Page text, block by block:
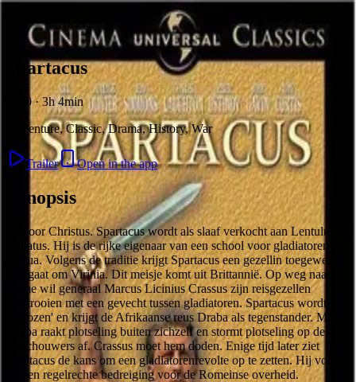
Skip to content
Spartacus
1960 · 3h 4min
Adventure, Classic, Drama, History, War
Trailer Open in the app
Synopsis
76 voor Christus. Spartacus wordt als slaaf verkocht aan Lentulus
Batiatus. Hij is de rijke eigenaar van een school voor gladiatoren in
Capua. Volgens de traditie krijgt Spartacus een gezellin toegewezen.
Het gaat om Virinia. Dit meisje komt uit Brittannië. Op weg naar
Rome wil generaal Marcus Licinius Crassus zijn reisgezellen
verstrooien met een gevecht tussen gladiatoren. Spartacus wordt
'gekozen' en krijgt de Afrikaanse reus Draba als tegenstander. Maar
Draba raakt plotseling buiten zichzelf en stormt plotseling op de
toeschouwers af. Crassus moet hem doden. Enige tijd later ziet
Spartacus de kans om een gladiatorenrevolte op te zetten. Hij vormt
nu een regelrechte bedreiging voor de Romeinse overheid.